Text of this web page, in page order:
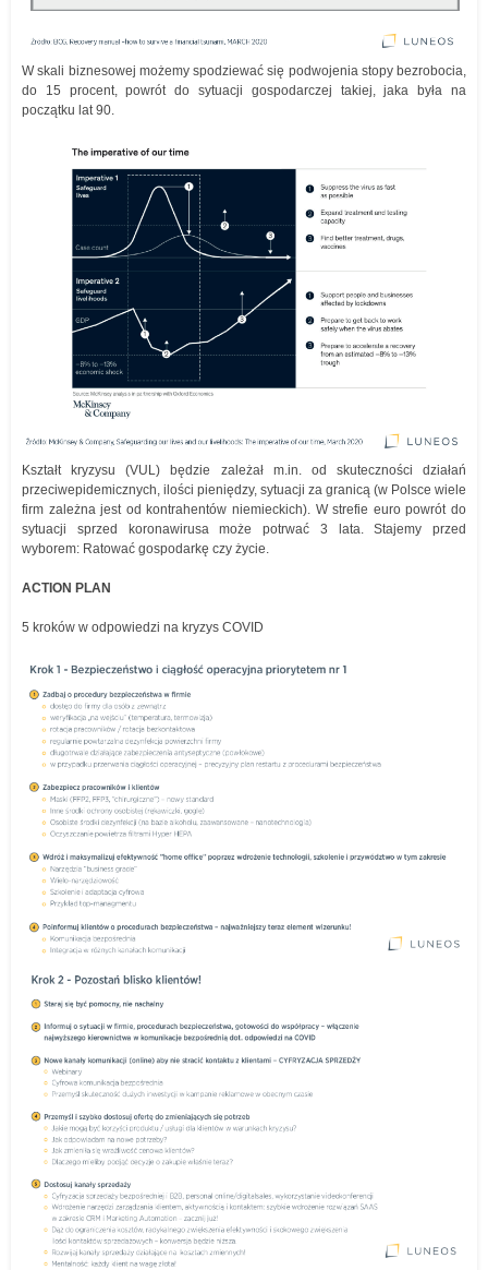
W skali biznesowej możemy spodziewać się podwojenia stopy bezrobocia,
do 15 procent, powrót do sytuacji gospodarczej takiej, jaka była na
początku lat 90.
Kształt kryzysu (VUL) będzie zależał m.in. od skuteczności działań
przeciwepidemicznych, ilości pieniędzy, sytuacji za granicą (w Polsce wiele
firm zależna jest od kontrahentów niemieckich). W strefie euro powrót do
sytuacji sprzed koronawirusa może potrwać 3 lata. Stajemy przed
wyborem: Ratować gospodarkę czy życie.
ACTION PLAN
5 kroków w odpowiedzi na kryzys COVID